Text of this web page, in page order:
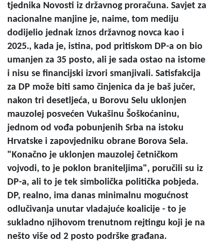
tjednika Novosti iz državnog proračuna. Savjet za
nacionalne manjine je, naime, tom mediju
dodijelio jednak iznos državnog novca kao i
2025., kada je, istina, pod pritiskom DP-a on bio
umanjen za 35 posto, ali je sada ostao na istome
i nisu se financijski izvori smanjivali. Satisfakcija
za DP može biti samo činjenica da je baš jučer,
nakon tri desetljeća, u Borovu Selu uklonjen
mauzolej posvećen Vukašinu Šoškoćaninu,
jednom od vođa pobunjenih Srba na istoku
Hrvatske i zapovjedniku obrane Borova Sela.
"Konačno je uklonjen mauzolej četničkom
vojvodi, to je poklon braniteljima", poručili su iz
DP-a, ali to je tek simbolička politička pobjeda.
DP, realno, ima danas minimalnu mogućnost
odlučivanja unutar vladajuće koalicije - to je
sukladno njihovom trenutnom rejtingu koji je na
nešto više od 2 posto podrške građana.